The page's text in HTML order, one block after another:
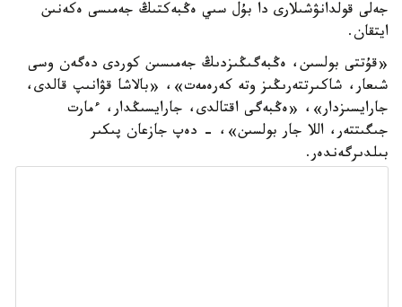
جەلى قولدانۋشىلارى دا بۇل سىي ەڭبەكتىڭ جەمىسى ەكەنىن
ايتقان.
«قۇتتى بولسىن، ەڭبەگىڭىزدىڭ جەمىسىن كوردى دەگەن وسى
شىعار، شاكىرتتەرىڭىز وتە كەرەمەت»، «بالاشا قۋانىپ قالدى،
جارايسىزدار»، «ەڭبەگى اقتالدى، جارايسىڭدار، ءمارت
جىگىتتەر، اللا جار بولسىن»، - دەپ جازعان پىكىر
بىلدىرگەندەر.